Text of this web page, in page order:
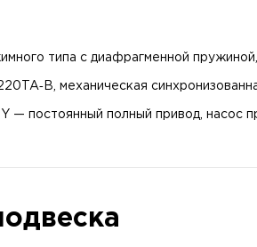
типа с диафрагменной
механическая
— постоянный полный привод, насос